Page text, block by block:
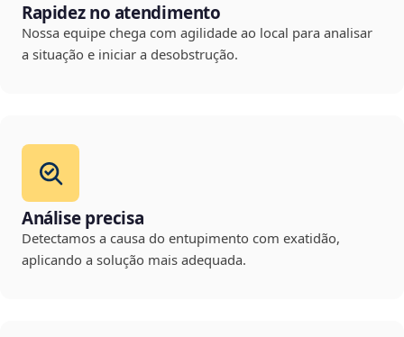
Rapidez no atendimento
Nossa equipe chega com agilidade ao local para analisar
a situação e iniciar a desobstrução.
Análise precisa
Detectamos a causa do entupimento com exatidão,
aplicando a solução mais adequada.